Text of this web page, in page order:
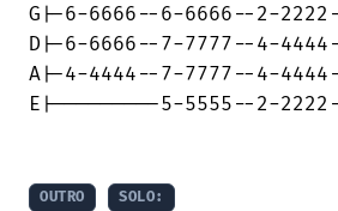
G|-6-6666--6-6666--2-
D|-6-6666--7-7777--4-
A|-4-4444--7-7777--4-
E|---------5-5555--2-
OUTRO SOLO: